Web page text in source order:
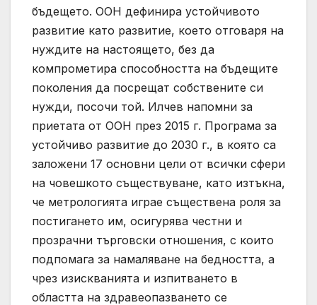
бъдещето. ООН дефинира устойчивото
развитие като развитие, което отговаря на
нуждите на настоящето, без да
компрометира способността на бъдещите
поколения да посрещат собствените си
нужди, посочи той. Илчев напомни за
приетата от ООН през 2015 г. Програма за
устойчиво развитие до 2030 г., в която са
заложени 17 основни цели от всички сфери
на човешкото съществуване, като изтъкна,
че метрологията играе съществена роля за
постигането им, осигурява честни и
прозрачни търговски отношения, с които
подпомага за намаляване на бедността, а
чрез изискванията и изпитването в
областта на здравеопазването се